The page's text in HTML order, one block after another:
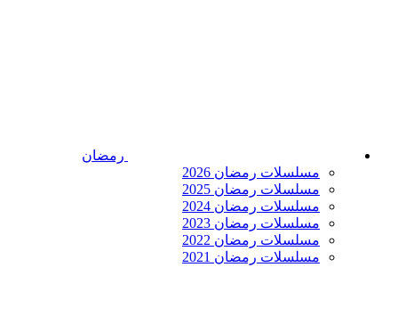
رمضان
مسلسلات رمضان 2026
مسلسلات رمضان 2025
مسلسلات رمضان 2024
مسلسلات رمضان 2023
مسلسلات رمضان 2022
مسلسلات رمضان 2021